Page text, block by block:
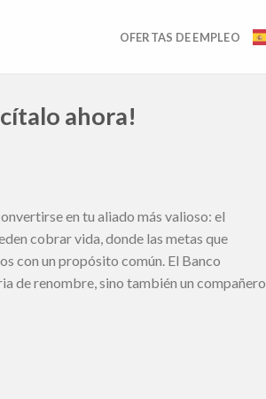
OFERTAS DE EMPLEO
ahora!
en tu aliado más valioso: el
cobrar vida, donde las metas que
con un propósito común. El Banco
de renombre, sino también un compañero